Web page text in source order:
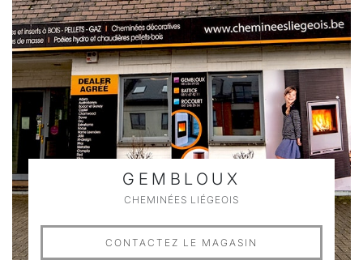
GEMBLOUX
CHEMINÉES LIÉGEOIS
CONTACTEZ LE MAGASIN